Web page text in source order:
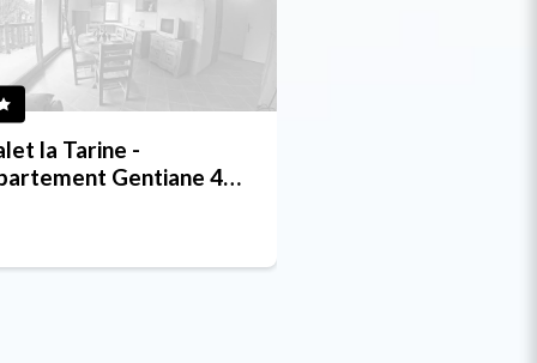
la Tarine -
Gentiane 4/6